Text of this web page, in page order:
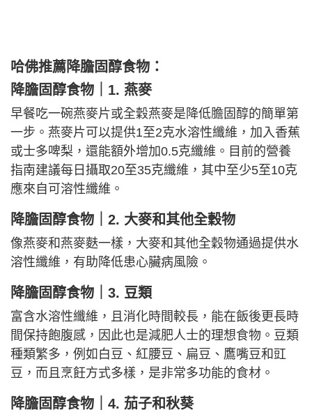
哈佛推薦降膽固醇食物：
降膽固醇食物｜ 1. 燕麥
早餐吃一碗燕麥片或全穀燕麥是降低膽固醇的簡單第
一步。燕麥片可以提供1至2克水溶性纖維，加入香蕉
或士多啤梨，還能額外增加0.5克纖維。目前的營養
指南建議每日攝取20至35克纖維，其中至少5至10克
應來自可溶性纖維。
降膽固醇食物｜ 2. 大麥和其他全穀物
像燕麥和燕麥麩一樣，大麥和其他全穀物通過提供水
溶性纖維，有助降低患心臟病風險。
降膽固醇食物｜3. 豆類
富含水溶性纖維，且消化時間較長，能在飯後更長時
間保持飽腹感，因此也是減肥人士的理想食物。豆類
種類繁多，例如白豆、紅腰豆、扁豆、鷹嘴豆和豇
豆，而且烹飪方式多樣，是非常多功能的食材。
降膽固醇食物｜ 4. 茄子和秋葵